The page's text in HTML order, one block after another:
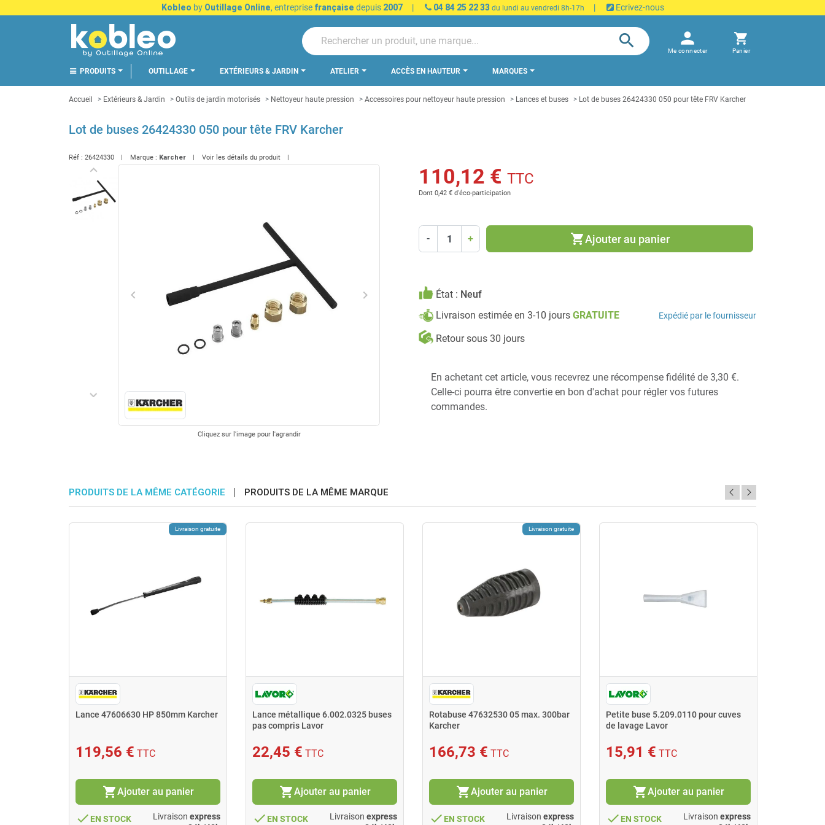
Kobleo by Outillage Online, entreprise française depuis 2007 | 04 84 25 22 33 du lundi au vendredi 8h-17h | Ecrivez-nous
search person
Me connecter
shopping_cart
Panier
PRODUITS OUTILLAGE EXTÉRIEURS & JARDIN ATELIER ACCÈS EN HAUTEUR MARQUES
Accueil Extérieurs & Jardin Outils de jardin motorisés Nettoyeur haute pression Accessoires pour nettoyeur haute pression Lances et buses Lot de buses 26424330 050 pour tête FRV Karcher
Lot de buses 26424330 050 pour tête FRV Karcher
Réf : 26424330 Marque : Karcher Voir les détails du produit
Précédentkeyboard_arrow_left
keyboard_arrow_right
Précédent
keyboard_arrow_left Suivant
keyboard_arrow_right
Cliquez sur l'image pour l'agrandir
110,12 € TTC
Dont 0,42 € d'éco-participation
- + shopping_cartAjouter au panier
État : Neuf
Livraison estimée en 3-10 jours GRATUITE Expédié par le fournisseur
Retour sous 30 jours
En achetant cet article, vous recevrez une récompense fidélité de 3,30 €.
Celle-ci pourra être convertie en bon d'achat pour régler vos futures
commandes.
PRODUITS DE LA MÊME CATÉGORIE PRODUITS DE LA MÊME MARQUE
Livraison gratuite
Lance 47606630 HP 850mm Karcher
119,56 € TTC
shopping_cartAjouter au panier
done EN STOCK Livraison express
Lance métallique 6.002.0325 buses
pas compris Lavor
22,45 € TTC
shopping_cartAjouter au panier
done EN STOCK Livraison express
Livraison gratuite
Rotabuse 47632530 05 max. 300bar
Karcher
166,73 € TTC
shopping_cartAjouter au panier
done EN STOCK Livraison express
Petite buse 5.209.0110 pour cuves
de lavage Lavor
15,91 € TTC
shopping_cartAjouter au panier
done EN STOCK Livraison express